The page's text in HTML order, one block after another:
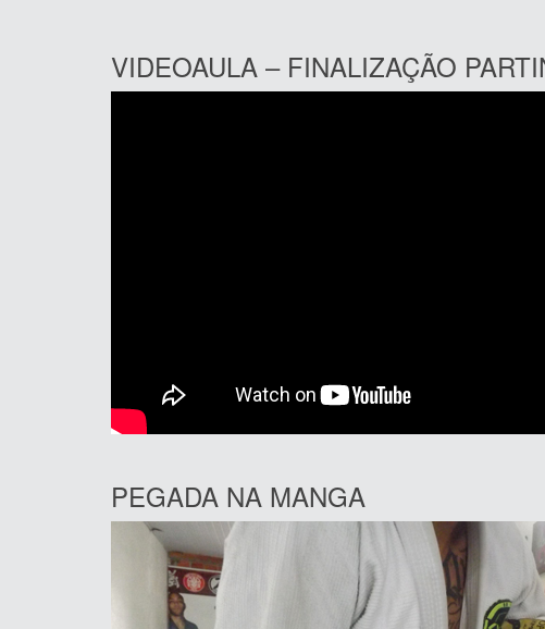
VIDEOAULA – FINALIZAÇÃO
PEGADA NA MANGA